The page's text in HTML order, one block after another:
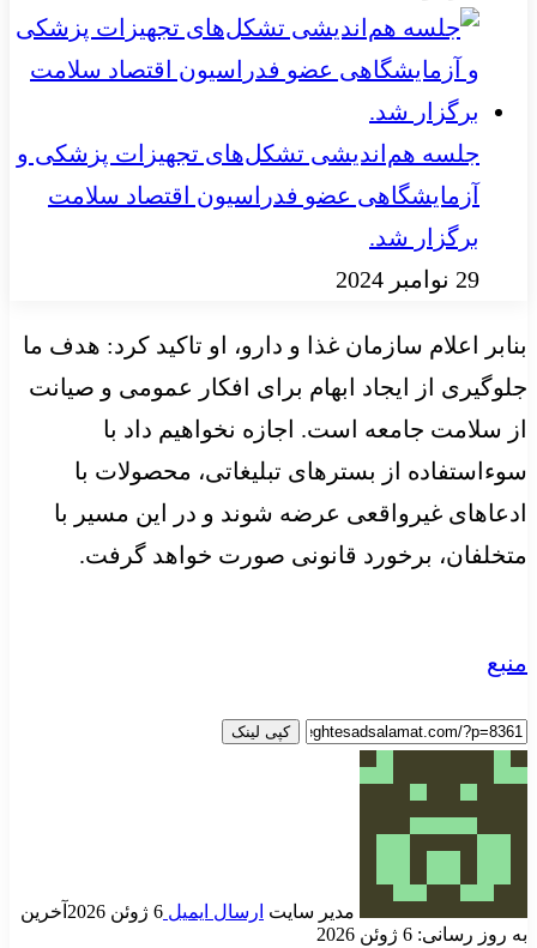
جلسه هم‌اندیشی تشکل‌های تجهیزات پزشکی و
آزمایشگاهی عضو فدراسیون اقتصاد سلامت
برگزار شد.
29 نوامبر 2024
بنابر اعلام سازمان غذا و دارو، او تاکید کرد: هدف ما
جلوگیری از ایجاد ابهام برای افکار عمومی و صیانت
از سلامت جامعه است. اجازه نخواهیم داد با
سوءاستفاده از بسترهای تبلیغاتی، محصولات با
ادعاهای غیرواقعی عرضه شوند و در این مسیر با
متخلفان، برخورد قانونی صورت خواهد گرفت.
منبع
کپی لینک
مدیر سایت ارسال ایمیل 6 ژوئن 2026
آخرین
به روز رسانی: 6 ژوئن 2026